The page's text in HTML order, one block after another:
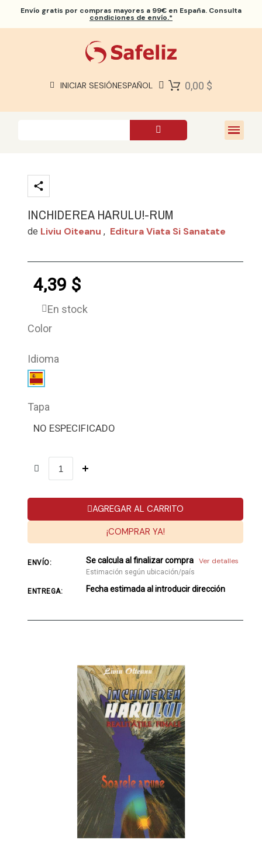
Envío gratis por compras mayores a 99€ en España. Consulta
condiciones de envío.*
INICIAR SESIÓNESPAÑOL 0,00 $
INCHIDEREA HARULU!-RUM
de Liviu Oiteanu , Editura Viata Si Sanatate
4,39 $
En stock
Color
Idioma
Tapa
NO ESPECIFICADO
AGREGAR AL CARRITO
¡COMPRAR YA!
ENVÍO: Se calcula al finalizar compra Ver detalles
Estimación según ubicación/país
ENTREGA: Fecha estimada al introducir dirección